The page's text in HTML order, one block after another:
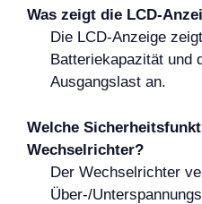
Was zeigt die LCD-
Die LCD-Anzeige
Batteriekapazität und
Ausgangslast an.
Welche
Wechselrichter?
Der Wechselrichter
Über-/